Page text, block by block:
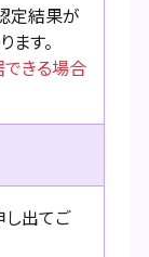
定結果が
す。
きる場合
出てご